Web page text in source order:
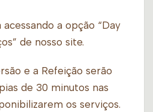
a opção “Day
de nosso site.
e a Refeição serão
de 30 minutos nas
os serviços.